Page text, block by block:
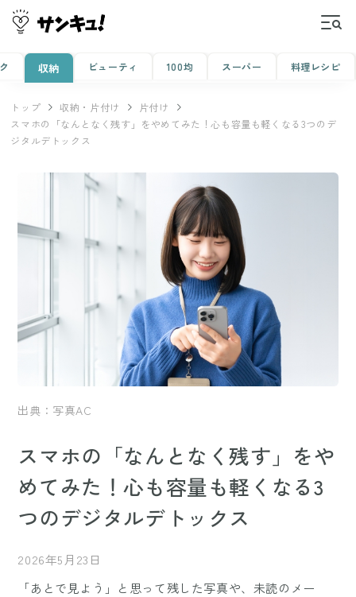
収納 ビューティ 100均 スーパー 料理レシピ
トップ 収納・片付け
片付け
スマホの「なんとなく残す」をやめてみた！心も容量も軽くなる3つのデ
ジタルデトックス
出典：写真AC
スマホの「なんとなく残す」をや
めてみた！心も容量も軽くなる3
つのデジタルデトックス
2026年5月23日
「あとで見よう」と思って残した写真や、未読のメー